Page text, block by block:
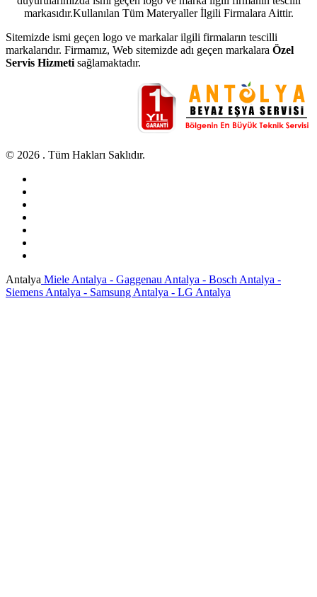
markasıdır.Kullanılan Tüm Materyaller İlgili Firmalara Aittir.
Sitemizde ismi geçen logo ve markalar ilgili firmaların tescilli
markalarıdır. Firmamız, Web sitemizde adı geçen markalara Özel
Servis Hizmeti sağlamaktadır.
© 2026 . Tüm Hakları Saklıdır.
Antalya Miele Antalya - Gaggenau Antalya - Bosch Antalya -
Siemens Antalya - Samsung Antalya - LG Antalya